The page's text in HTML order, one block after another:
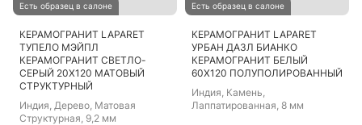
Есть образец в салоне
КЕРАМОГРАНИТ LAPARET
ТУПЕЛО МЭЙПЛ
КЕРАМОГРАНИТ СВЕТЛО-
СЕРЫЙ 20Х120 МАТОВЫЙ
СТРУКТУРНЫЙ
Индия, Дерево, Матовая
Структурная, 9,2 мм
Есть образец в салоне
КЕРАМОГРАНИТ LAPARET
УРБАН ДАЗЛ БИАНКО
КЕРАМОГРАНИТ БЕЛЫЙ
60Х120 ПОЛУПОЛИРОВАННЫЙ
Индия, Камень,
Лаппатированная, 8 мм